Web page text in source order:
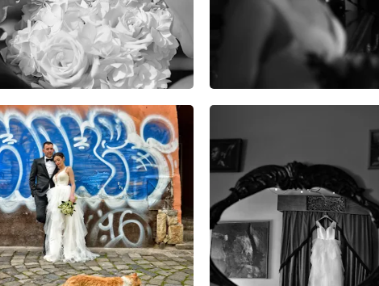
10 25 0 7 15 0